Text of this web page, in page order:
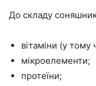
До складу
вітаміни (у тому
мікроелементи;
протеїни;